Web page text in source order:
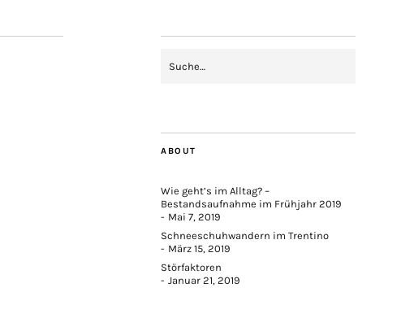
ABOUT
Wie geht’s im Alltag? –
Bestandsaufnahme im Frühjahr 2019
Mai 7, 2019
Schneeschuhwandern im Trentino
März 15, 2019
Störfaktoren
Januar 21, 2019